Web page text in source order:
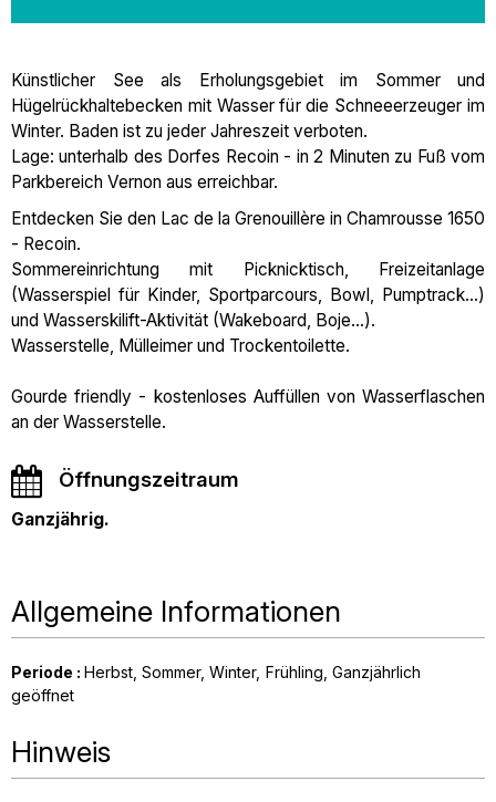
Künstlicher See als Erholungsgebiet im Sommer und
Hügelrückhaltebecken mit Wasser für die Schneeerzeuger im
Winter. Baden ist zu jeder Jahreszeit verboten.
Lage: unterhalb des Dorfes Recoin - in 2 Minuten zu Fuß vom
Parkbereich Vernon aus erreichbar.
Entdecken Sie den Lac de la Grenouillère in Chamrousse 1650
- Recoin.
Sommereinrichtung mit Picknicktisch, Freizeitanlage
(Wasserspiel für Kinder, Sportparcours, Bowl, Pumptrack...)
und Wasserskilift-Aktivität (Wakeboard, Boje...).
Wasserstelle, Mülleimer und Trockentoilette.
Gourde friendly - kostenloses Auffüllen von Wasserflaschen
an der Wasserstelle.
Öffnungszeitraum
Ganzjährig.
Allgemeine Informationen
Periode : Herbst Sommer Winter Frühling Ganzjährlich
geöffnet
Hinweis